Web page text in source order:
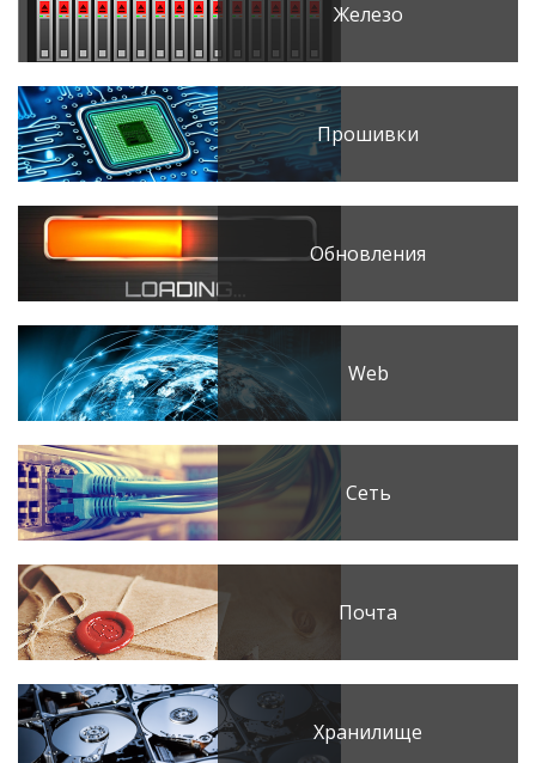
Железо
Прошивки
Обновления
Web
Сеть
Почта
Хранилище